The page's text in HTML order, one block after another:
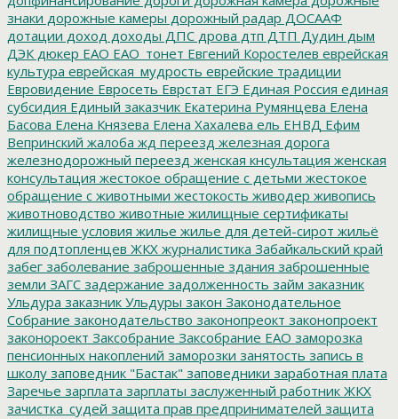
знаки дорожные камеры дорожный радар ДОСААФ
дотации доход доходы ДПС дрова дтп ДТП Дудин дым
ДЭК дюкер ЕАО ЕАО_тонет Евгений Коростелев еврейская
культура еврейская_мудрость еврейские традиции
Евровидение Евросеть Еврстат ЕГЭ Единая Россия единая
субсидия Единый заказчик Екатерина Румянцева Елена
Басова Елена Князева Елена Хахалева ель ЕНВД Ефим
Вепринский жалоба жд переезд железная дорога
железнодорожный переезд женская кнсультация женская
консультация жестокое обращение с детьми жестокое
обращение с животными жестокость живодер живопись
животноводство животные жилищные сертификаты
жилищные условия жилье жилье для детей-сирот жильё
для подтопленцев ЖКХ журналистика Забайкальский край
забег заболевание заброшенные здания заброшенные
земли ЗАГС задержание задолженность займ заказник
Ульдура заказник Ульдуры закон Законодательное
Собрание законодательство законопреокт законопроект
законороект Заксобрание Заксобрание ЕАО заморозка
пенсионных накоплений заморозки занятость запись в
школу заповедник "Бастак" заповедники заработная плата
Заречье зарплата зарплаты заслуженный работник ЖКХ
зачистка_судей защита прав предпринимателей защита